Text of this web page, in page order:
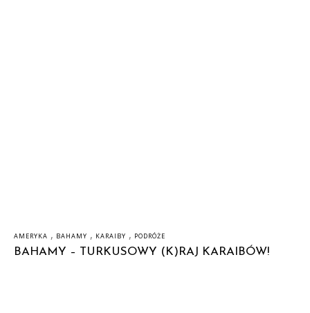
AMERYKA , BAHAMY , KARAIBY , PODRÓŻE
BAHAMY – TURKUSOWY (K)RAJ KARAIBÓW!